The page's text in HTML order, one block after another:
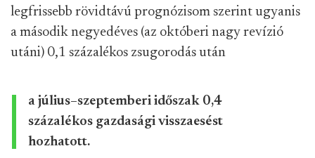
legfrissebb rövidtávú prognózisom szerint ugyanis
a második negyedéves (az októberi nagy revízió
utáni) 0,1 százalékos zsugorodás után
a július–szeptemberi időszak 0,4
százalékos gazdasági visszaesést
hozhatott.